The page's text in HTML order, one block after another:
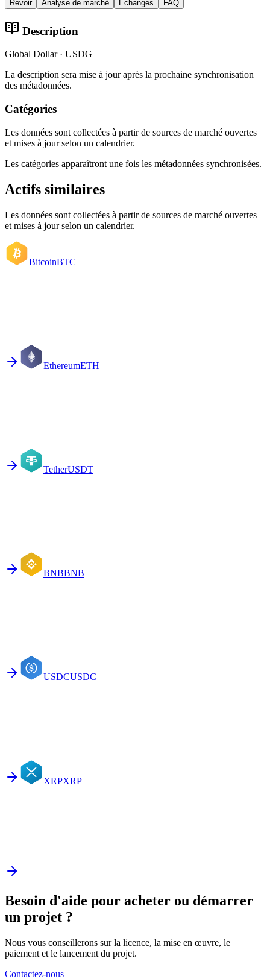
Revoir Analyse de marché Échanges FAQ
Description
Global Dollar · USDG
La description sera mise à jour après la prochaine synchronisation
des métadonnées.
Catégories
Les données sont collectées à partir de sources de marché ouvertes
et mises à jour selon un calendrier.
Les catégories apparaîtront une fois les métadonnées synchronisées.
Actifs similaires
Les données sont collectées à partir de sources de marché ouvertes
et mises à jour selon un calendrier.
BitcoinBTC
EthereumETH
TetherUSDT
BNBBNB
USDCUSDC
XRPXRP
Besoin d'aide pour acheter ou démarrer
un projet ?
Nous vous conseillerons sur la licence, la mise en œuvre, le
paiement et le lancement du projet.
Contactez-nous